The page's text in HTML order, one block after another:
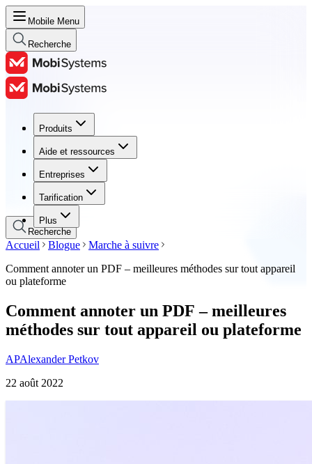
Mobile Menu
Recherche
Produits
Aide et ressources
Entreprises
Tarification
Plus
Produits
Aide et ressources
Entreprises
Tarification
Recherche
Accueil Blogue
Marche à suivre
Comment annoter un PDF – meilleures méthodes sur tout appareil
ou plateforme
Comment annoter un PDF – meilleures
méthodes sur tout appareil ou plateforme
APAlexander Petkov
22 août 2022